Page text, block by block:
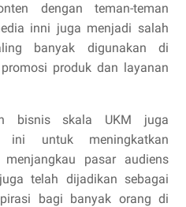
dengan teman-teman
inni juga menjadi salah
banyak digunakan di
produk dan layanan
bisnis skala UKM juga
ini untuk meningkatkan
pasar audiens
telah dijadikan sebagai
bagi banyak orang di